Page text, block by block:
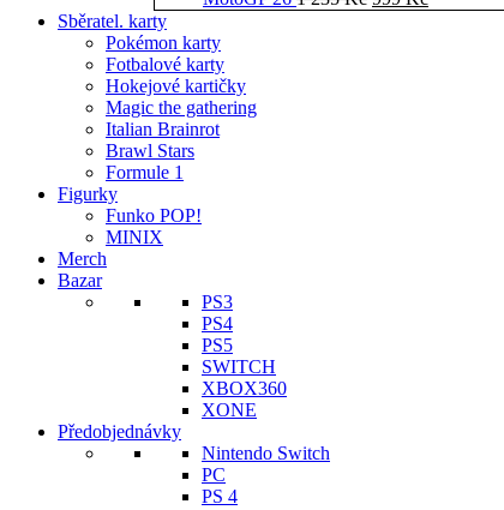
Sběratel. karty
Pokémon karty
Fotbalové karty
Hokejové kartičky
Magic the gathering
Italian Brainrot
Brawl Stars
Formule 1
Figurky
Funko POP!
MINIX
Merch
Bazar
PS3
PS4
PS5
SWITCH
XBOX360
XONE
Předobjednávky
Nintendo Switch
PC
PS 4